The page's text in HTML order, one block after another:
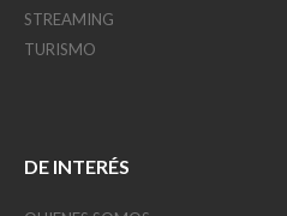
STREAMING
TURISMO
DE INTERÉS